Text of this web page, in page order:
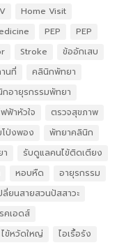
Home Visit
PEP
PEP
Stroke
ข้ออักเสบ
นที่
คลินิกพัทยา
อายุรกรรมพัทยา
ฟ้าหัวใจ
ตรวจสุขภาพ
ป่งพอง
พัทยาคลินิก
า
รับดูแลคนไข้ติดเตียง
หอบหืด
อายุรกรรม
ลี่ยนสายสวนปัสสาวะ
คเอดส์
ไข้หวัดใหญ่
ไอเรื้อรัง